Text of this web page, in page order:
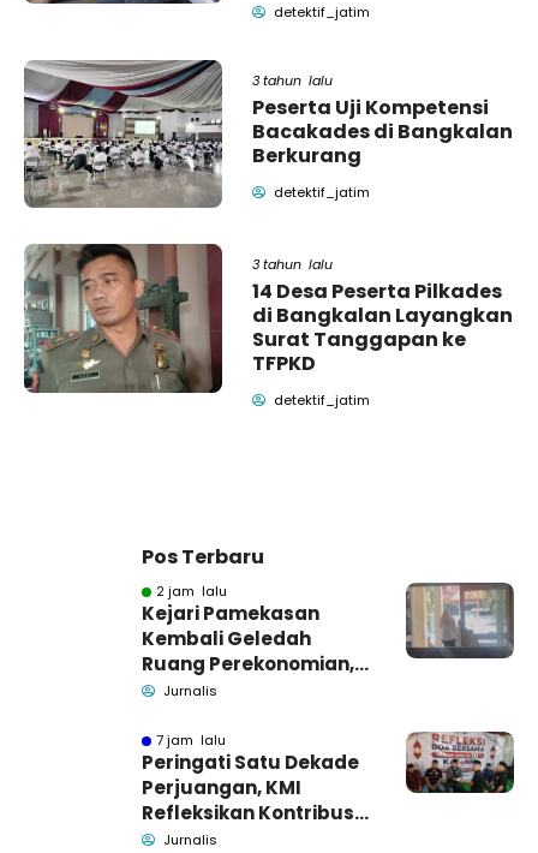
detektif_jatim
3 tahun lalu
Peserta Uji Kompetensi
Bacakades di Bangkalan
Berkurang
detektif_jatim
3 tahun lalu
14 Desa Peserta Pilkades
di Bangkalan Layangkan
Surat Tanggapan ke
TFPKD
detektif_jatim
Pos Terbaru
2 jam lalu
Kejari Pamekasan
Kembali Geledah
Ruang Perekonomian,
Pidsus: Tunggu Saja!
Jurnalis
7 jam lalu
Peringati Satu Dekade
Perjuangan, KMI
Refleksikan Kontribusi
untuk Masyarakat
Jurnalis